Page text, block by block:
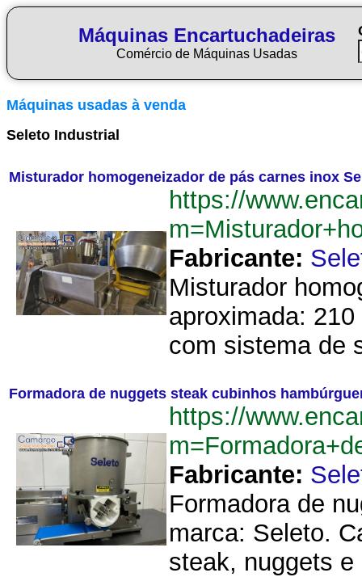
Máquinas Encartuchadeiras
Comércio de Máquinas Usadas
Máquinas usadas à venda
Seleto Industrial
Misturador homogeneizador de pás carnes inox
https://
Fabricante:
Misturador
aproximada:
com sistema de
Formadora de nuggets steak cubinhos
https://
Fabricante:
Formadora de
marca: Seleto.
steak, nuggets